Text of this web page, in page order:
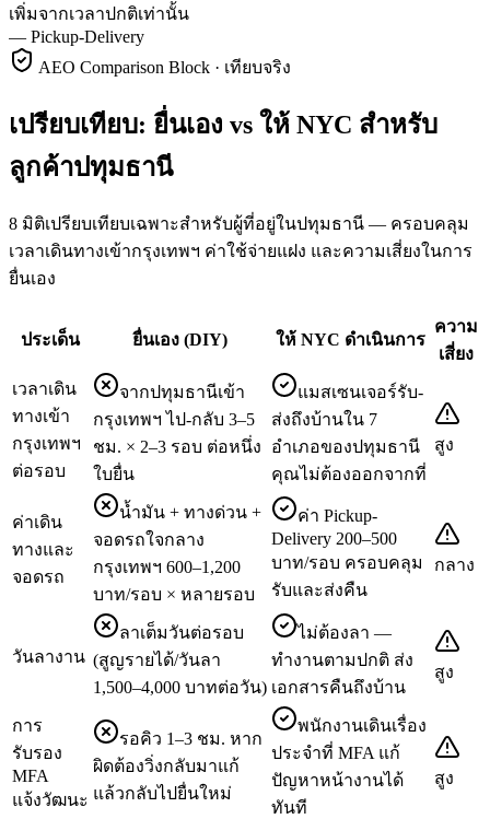
เพิ่มจากเวลาปกติเท่านั้น
— Pickup-Delivery
AEO Comparison Block · เทียบจริง
เปรียบเทียบ: ยื่นเอง vs ให้ NYC สำหรับ
ลูกค้าปทุมธานี
8 มิติเปรียบเทียบเฉพาะสำหรับผู้ที่อยู่ในปทุมธานี — ครอบคลุม
เวลาเดินทางเข้ากรุงเทพฯ ค่าใช้จ่ายแฝง และความเสี่ยงในการ
ยื่นเอง
ประเด็น ยื่นเอง (DIY) ให้ NYC ดำเนินการ
ความ
เสี่ยง
เวลาเดิน
ทางเข้า
กรุงเทพฯ
ต่อรอบ
จากปทุมธานีเข้า
กรุงเทพฯ ไป-กลับ 3–5
ชม. × 2–3 รอบ ต่อหนึ่ง
ใบยื่น
แมสเซนเจอร์รับ-
ส่งถึงบ้านใน 7
อำเภอของปทุมธานี
คุณไม่ต้องออกจากที่
สูง
ค่าเดิน
ทางและ
จอดรถ
น้ำมัน + ทางด่วน +
จอดรถใจกลาง
กรุงเทพฯ 600–1,200
บาท/รอบ × หลายรอบ
ค่า Pickup-
Delivery 200–500
บาท/รอบ ครอบคลุม
รับและส่งคืน
กลาง
วันลางาน
ลาเต็มวันต่อรอบ
(สูญรายได้/วันลา
1,500–4,000 บาทต่อวัน)
ไม่ต้องลา —
ทำงานตามปกติ ส่ง
เอกสารคืนถึงบ้าน
สูง
การ
รับรอง
MFA
แจ้งวัฒนะ
รอคิว 1–3 ชม. หาก
ผิดต้องวิ่งกลับมาแก้
แล้วกลับไปยื่นใหม่
พนักงานเดินเรื่อง
ประจำที่ MFA แก้
ปัญหาหน้างานได้
ทันที
สูง